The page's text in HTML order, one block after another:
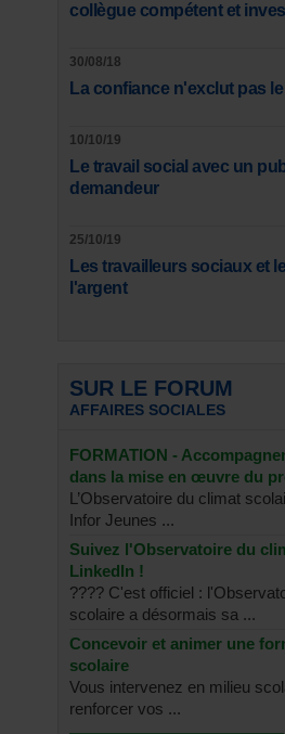
collègue compétent et
30/08/18
La confiance n'exclut pas
10/10/19
Le travail social avec un
demandeur
25/10/19
Les travailleurs sociaux et
l'argent
SUR LE FORUM
AFFAIRES SOCIALES
FORMATION -
dans la mise en œuvre du
L’Observatoire du climat
Infor Jeunes ...
Suivez l'Observatoire du
LinkedIn !
???? C'est officiel :
scolaire a désormais sa ...
Concevoir et animer une
scolaire
Vous intervenez en milieu
renforcer vos ...